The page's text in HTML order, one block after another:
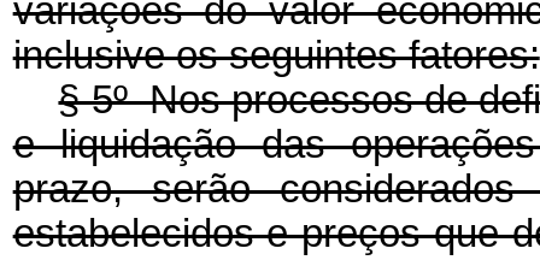
variações do valor
inclusive os seguintes fatores:
§ 5º Nos processos de
e liquidação das
prazo, serão
estabelecidos e preços que